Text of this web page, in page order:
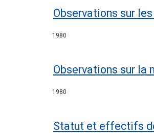
Observations sur
1980
Observations sur la
1980
Statut et effectifs